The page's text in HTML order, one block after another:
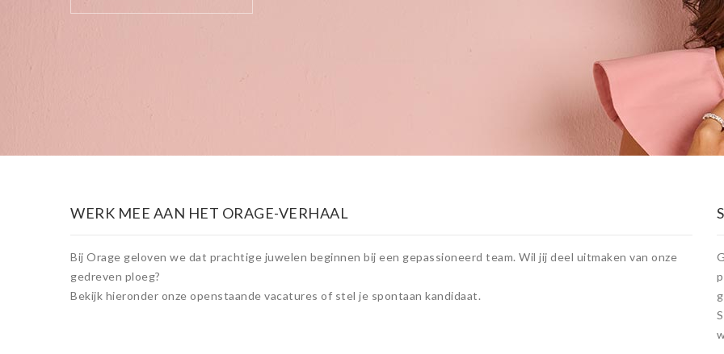
WERK MEE AAN HET ORAGE-VERHAAL
Bij Orage geloven we dat prachtige juwelen beginnen bij een gepassioneerd team. Wil jij deel uitmaken van onze
gedreven ploeg?
Bekijk hieronder onze openstaande vacatures of stel je spontaan kandidaat.